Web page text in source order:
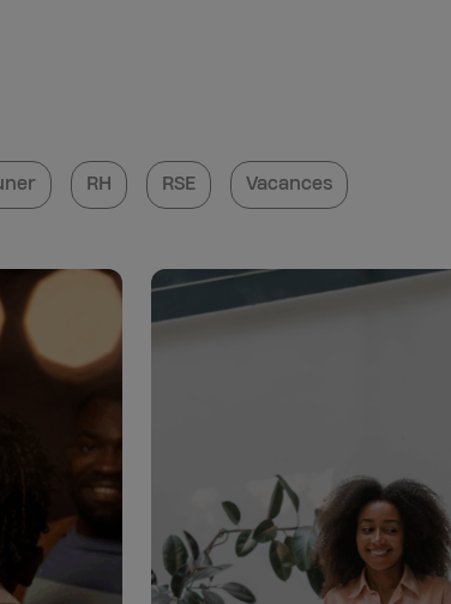
RH RSE Vacances